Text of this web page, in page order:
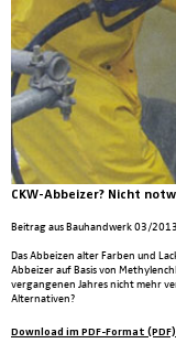
CKW-Abbeizer? Nicht
Beitrag aus Bauhandwerk 03/2013
Das Abbeizen alter Farben und
Abbeizer auf Basis von
vergangenen Jahres nicht mehr
Alternativen?
Download im PDF-Format (PDF)